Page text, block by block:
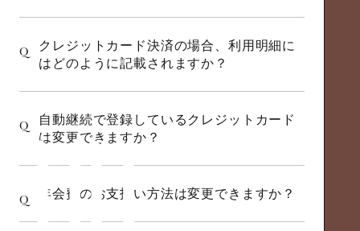
Q
クレジットカード決済の場合、利用明細に
はどのように記載されますか？
Q
自動継続で登録しているクレジットカード
は変更できますか？
Q 年会費のお支払い方法は変更できますか？